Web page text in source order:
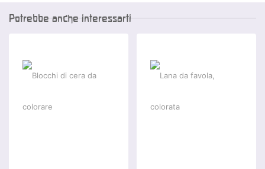
Potrebbe anche interessarti